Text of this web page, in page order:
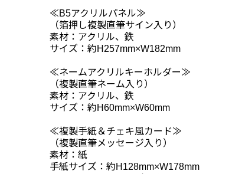
≪B5アクリルパネル≫
（箔押し複製直筆サイン入り）
素材：アクリル、鉄
サイズ：約H257mm×W182mm
≪ネームアクリルキーホルダー≫
（複製直筆ネーム入り）
素材：アクリル、鉄
サイズ：約H60mm×W60mm
≪複製手紙＆チェキ風カード≫
（複製直筆メッセージ入り）
素材：紙
手紙サイズ：約H128mm×W178mm